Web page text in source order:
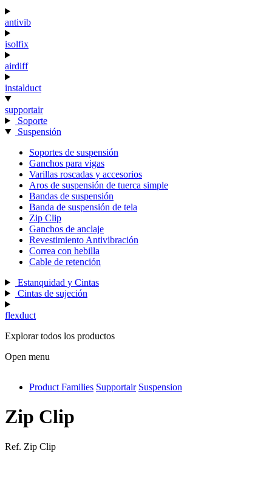
antivib
isolfix
airdiff
instalduct
supportair
Soporte
Suspensión
Soportes de suspensión
Ganchos para vigas
Varillas roscadas y accesorios
Aros de suspensión de tuerca simple
Bandas de suspensión
Banda de suspensión de tela
Zip Clip
Ganchos de anclaje
Revestimiento Antivibración
Correa con hebilla
Cable de retención
Estanquidad y Cintas
Cintas de sujeción
flexduct
Explorar todos los productos
Open menu
antivib
isolfix
instalduct
Product Families Supportair Suspension
Zip Clip
Ref. Zip Clip